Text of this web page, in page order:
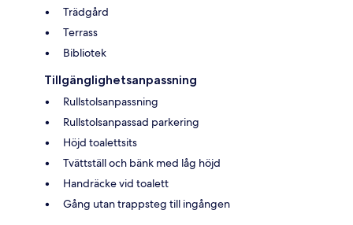
Trädgård
Terrass
Bibliotek
Tillgänglighetsanpassning
Rullstolsanpassning
Rullstolsanpassad parkering
Höjd toalettsits
Tvättställ och bänk med låg höjd
Handräcke vid toalett
Gång utan trappsteg till ingången